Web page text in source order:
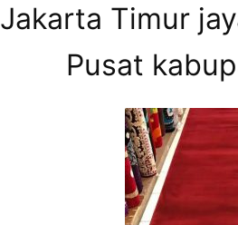
Jakarta Timur
Pusat